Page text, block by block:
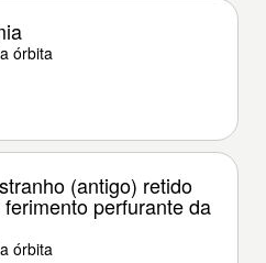
órbita
(antigo) retido
perfurante da
órbita